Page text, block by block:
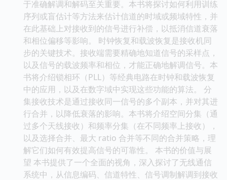
于准确解调和解码至关重要。本书将探讨如何利用训练
序列或盲估计等方法来估计信道的时域或频域特性，并
在此基础上对接收到的信号进行补偿，以抵消信道衰落
和相位偏移等影响。 时钟恢复和载波恢复是接收机同
步的关键技术。接收端需要精确地知道信号的采样点，
以及信号的载波频率和相位，才能正确地解调信号。本
书将介绍锁相环（PLL）等经典电路在时钟和载波恢复
中的应用，以及在数字域中实现这些功能的算法。 分
集接收技术是通过接收同一信号的多个副本，并对其进
行合并，以降低衰落的影响。本书将介绍空间分集（通
过多个天线接收）和频率分集（在不同频率上接收），
以及选择合并、最大 ratio 合并等不同的合并策略，理
解它们如何有效提高信号的可靠性。 本书的价值与展
望 本书提供了一个全面的视角，深入探讨了无线通信
系统中，从信息编码、信道特性、信号调制解调到接收